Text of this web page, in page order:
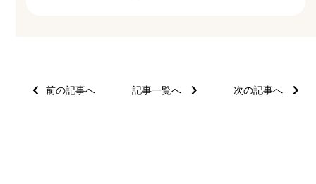
前の記事へ 記事一覧へ 次の記事へ